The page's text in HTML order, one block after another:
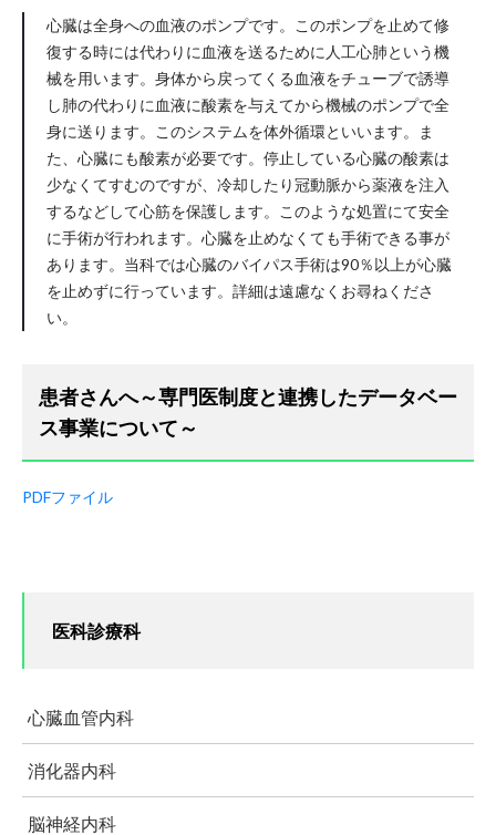
心臓は全身への血液のポンプです。このポンプを止めて修
復する時には代わりに血液を送るために人工心肺という機
械を用います。身体から戻ってくる血液をチューブで誘導
し肺の代わりに血液に酸素を与えてから機械のポンプで全
身に送ります。このシステムを体外循環といいます。ま
た、心臓にも酸素が必要です。停止している心臓の酸素は
少なくてすむのですが、冷却したり冠動脈から薬液を注入
するなどして心筋を保護します。このような処置にて安全
に手術が行われます。心臓を止めなくても手術できる事が
あります。当科では心臓のバイパス手術は90％以上が心臓
を止めずに行っています。詳細は遠慮なくお尋ねくださ
い。
患者さんへ～専門医制度と連携したデータベー
ス事業について～
PDFファイル
医科診療科
心臓血管内科
消化器内科
脳神経内科